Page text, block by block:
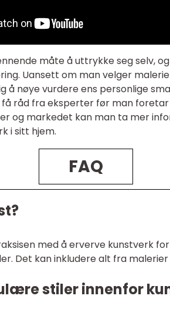
måte å uttrykke seg selv,
Uansett om man velger
å nøye vurdere ens personlige
råd fra eksperter før man
og markedet kan man ta mer
i sitt hjem.
FAQ
med å erverve kunstverk
Det kan inkludere alt fra
stiler innenfor